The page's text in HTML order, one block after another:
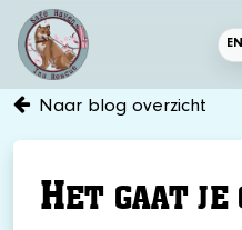
Naar blog overzicht
HET GAAT JE